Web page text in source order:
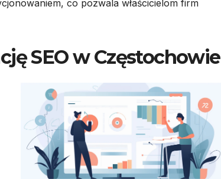
co pozwala właścicielom firm
SEO w Częstochowie